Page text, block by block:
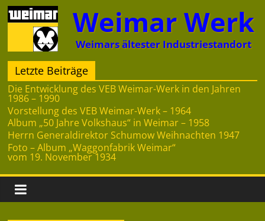
Zum
Inhalt
springen
Weimar Werk
Weimars ältester Industriestandort
Letzte Beiträge
Die Entwicklung des VEB Weimar-Werk in den Jahren
1986 – 1990
Vorstellung des VEB Weimar-Werk – 1964
Album „50 Jahre Volkshaus“ in Weimar – 1958
Herrn Generaldirektor Schumow Weihnachten 1947
Foto – Album „Waggonfabrik Weimar“
vom 19. November 1934